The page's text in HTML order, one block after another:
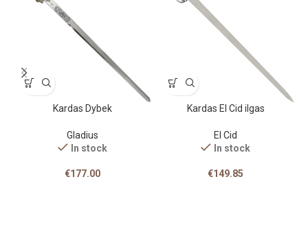
Kardas Dybek
Gladius
In stock
€177.00
Kardas El Cid ilgas
El Cid
In stock
€149.85